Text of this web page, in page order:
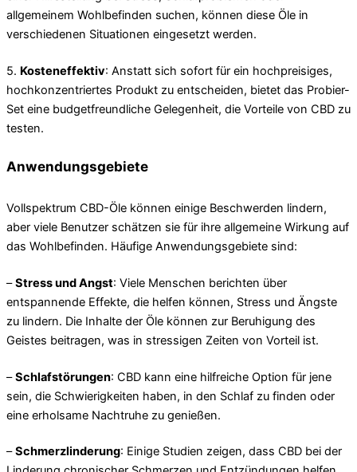
allgemeinem Wohlbefinden suchen, können diese Öle in
verschiedenen Situationen eingesetzt werden.
5. Kosteneffektiv: Anstatt sich sofort für ein hochpreisiges,
hochkonzentriertes Produkt zu entscheiden, bietet das Probier-
Set eine budgetfreundliche Gelegenheit, die Vorteile von CBD zu
testen.
Anwendungsgebiete
Vollspektrum CBD-Öle können einige Beschwerden lindern,
aber viele Benutzer schätzen sie für ihre allgemeine Wirkung auf
das Wohlbefinden. Häufige Anwendungsgebiete sind:
–Stress und Angst: Viele Menschen berichten über
entspannende Effekte, die helfen können, Stress und Ängste
zu lindern. Die Inhalte der Öle können zur Beruhigung des
Geistes beitragen, was in stressigen Zeiten von Vorteil ist.
–Schlafstörungen: CBD kann eine hilfreiche Option für jene
sein, die Schwierigkeiten haben, in den Schlaf zu finden oder
eine erholsame Nachtruhe zu genießen.
–Schmerzlinderung: Einige Studien zeigen, dass CBD bei der